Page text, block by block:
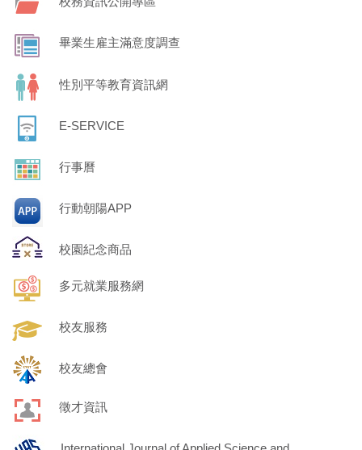
畢業生雇主滿意度調查
性別平等教育資訊網
E-SERVICE
行事曆
行動朝陽APP
校園紀念商品
多元就業服務網
校友服務
校友總會
徵才資訊